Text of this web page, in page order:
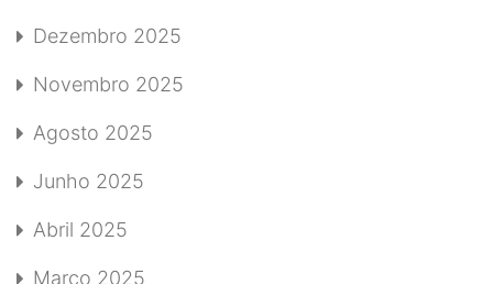
Dezembro 2025
Novembro 2025
Agosto 2025
Junho 2025
Abril 2025
Março 2025